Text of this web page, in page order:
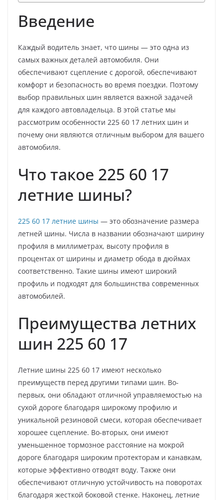
Введение
Каждый водитель знает, что шины — это одна из
самых важных деталей автомобиля. Они
обеспечивают сцепление с дорогой, обеспечивают
комфорт и безопасность во время поездки. Поэтому
выбор правильных шин является важной задачей
для каждого автовладельца. В этой статье мы
рассмотрим особенности 225 60 17 летних шин и
почему они являются отличным выбором для вашего
автомобиля.
Что такое 225 60 17
летние шины?
225 60 17 летние шины — это обозначение размера
летней шины. Числа в названии обозначают ширину
профиля в миллиметрах, высоту профиля в
процентах от ширины и диаметр обода в дюймах
соответственно. Такие шины имеют широкий
профиль и подходят для большинства современных
автомобилей.
Преимущества летних
шин 225 60 17
Летние шины 225 60 17 имеют несколько
преимуществ перед другими типами шин. Во-
первых, они обладают отличной управляемостью на
сухой дороге благодаря широкому профилю и
уникальной резиновой смеси, которая обеспечивает
хорошее сцепление. Во-вторых, они имеют
уменьшенное тормозное расстояние на мокрой
дороге благодаря широким протекторам и канавкам,
которые эффективно отводят воду. Также они
обеспечивают отличную устойчивость на поворотах
благодаря жесткой боковой стенке. Наконец, летние